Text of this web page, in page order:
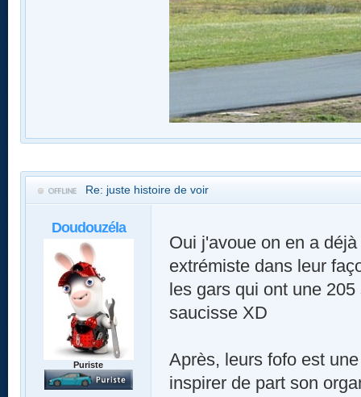
Re: juste histoire de voir
Doudouzéla
Puriste
Oui j'avoue on en a
extrémiste dans leur
les gars qui ont une
saucisse XD
Après, leurs fofo est
inspirer de part son